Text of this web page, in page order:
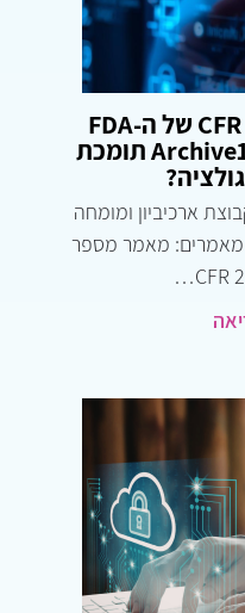
מהו תקן CFR 21 Part 11 של ה-FDA
וכיצד מערכת Archive1Cloud תומכת
ארכיביון ומומחה
מאמרים: מאמר מספר